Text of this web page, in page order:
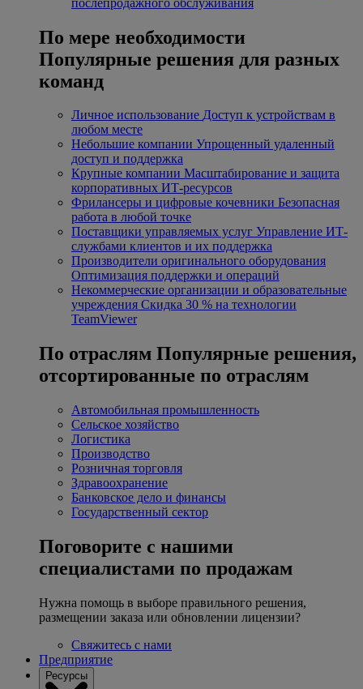
По мере необходимости
Популярные решения для разных
команд
Личное использование Доступ к устройствам в
любом месте
Небольшие компании Упрощенный удаленный
доступ и поддержка
Крупные компании Масштабирование и защита
корпоративных ИТ-ресурсов
Фрилансеры и цифровые кочевники Безопасная
работа в любой точке
Поставщики управляемых услуг Управление ИТ-
службами клиентов и их поддержка
Производители оригинального оборудования
Оптимизация поддержки и операций
Некоммерческие организации и образовательные
учреждения Скидка 30 % на технологии
TeamViewer
По отраслям Популярные решения,
отсортированные по отраслям
Автомобильная промышленность
Сельское хозяйство
Логистика
Производство
Розничная торговля
Здравоохранение
Банковское дело и финансы
Государственный сектор
Поговорите с нашими
специалистами по продажам
Нужна помощь в выборе правильного решения,
размещении заказа или обновлении лицензии?
Свяжитесь с нами
Предприятие
Ресурсы